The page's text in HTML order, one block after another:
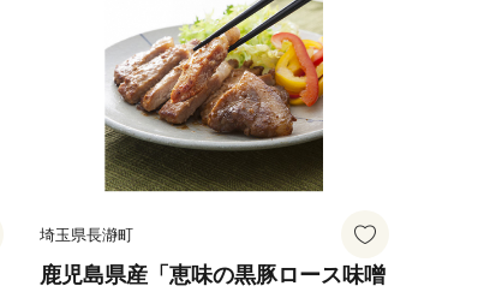
埼玉県長瀞町
鹿児島県産「恵味の黒豚ロース味噌